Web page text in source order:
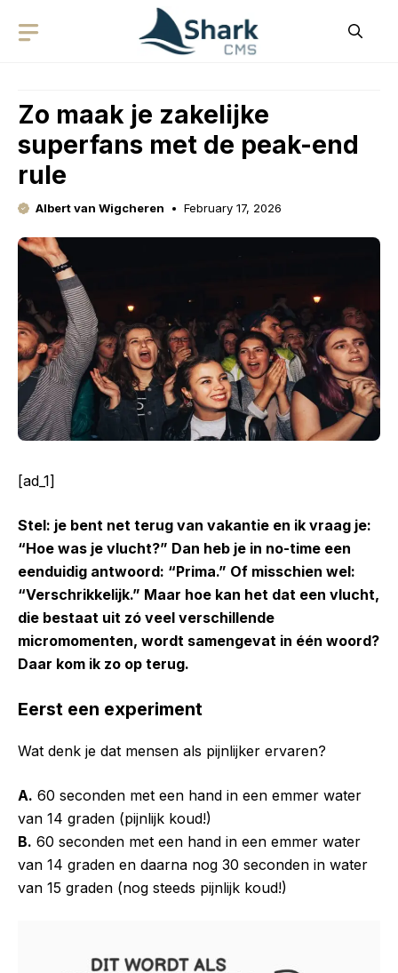
Zo maak je zakelijke
superfans met de peak-end
rule
Albert van Wigcheren February 17, 2026
[ad_1]
Stel: je bent net terug van vakantie en ik vraag je:
“Hoe was je vlucht?” Dan heb je in no-time een
eenduidig antwoord: “Prima.” Of misschien wel:
“Verschrikkelijk.” Maar hoe kan het dat een vlucht,
die bestaat uit zó veel verschillende
micromomenten, wordt samengevat in één woord?
Daar kom ik zo op terug.
Eerst een experiment
Wat denk je dat mensen als pijnlijker ervaren?
A. 60 seconden met een hand in een emmer water
van 14 graden (pijnlijk koud!)
B. 60 seconden met een hand in een emmer water
van 14 graden en daarna nog 30 seconden in water
van 15 graden (nog steeds pijnlijk koud!)